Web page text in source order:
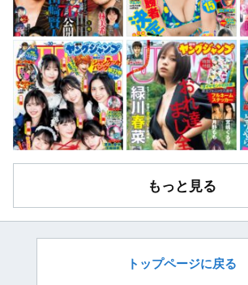
もっと見る
トップページに戻る